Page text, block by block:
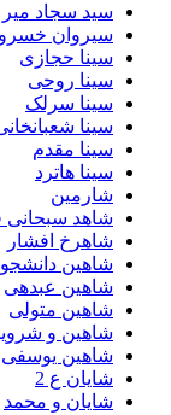
سید سجاد میر
سیروان
سینا حجازی
سینا روحی
سینا سرلک
سینا
سینا مقدم
سینا هاترد
شارمین
شاهد سبحانی
شاهرخ افشار
شاهین دانشجو
شاهین عبدهی
شاهین متولی
شاهین و
شاهین یوسفی
شایان ع 2
شایان و محمد